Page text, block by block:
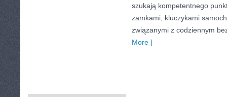
szukają kompetentnego
zamkami, kluczykami
związanymi z codziennym
More ]